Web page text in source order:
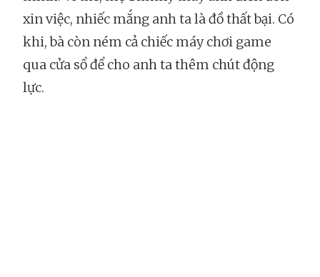
xin việc, nhiếc mắng anh ta là đồ thất bại. Có
khi, bà còn ném cả chiếc máy chơi game
qua cửa sổ để cho anh ta thêm chút động
lực.